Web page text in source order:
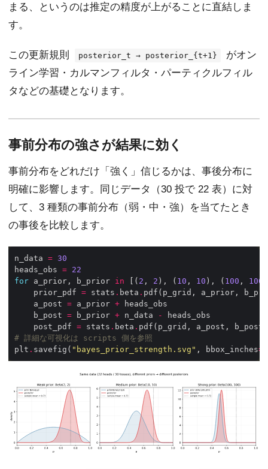
まる、というのは推定の精度が上がることに直結しま
す。
この更新規則 posterior_t → posterior_{t+1}
がオン
ライン学習・カルマンフィルタ・パーティクルフィル
タなどの基礎となります。
事前分布の強さが結果に効く
事前分布をどれだけ「強く」信じるかは、事後分布に
明確に影響します。同じデータ（30 投で 22 表）に対
して、3 種類の事前分布（弱・中・強）を当てたとき
の事後を比較します。
n_data = 30
heads_obs = 22
for a_prior, b_prior in [( 2 , 2 ), ( 10 , 10 ), ( 100 , 100
    prior_pdf
= stats . beta .
    a_post
= a_prior +
    b_post
= b_prior + n_data -
    post_pdf
= stats . beta .
# 詳細な可視化は scripts 側を参照
plt . savefig( "bayes_prior_strength.svg" , bbox_inches=